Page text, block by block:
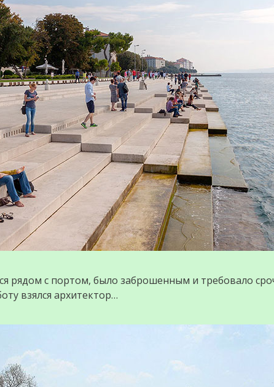
рядом с портом, было заброшенным и требовало
взялся архитектор…